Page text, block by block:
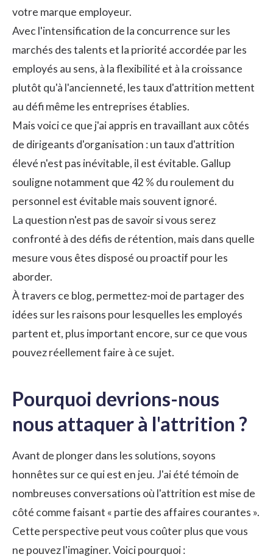
votre marque employeur.
Avec l'intensification de la concurrence sur les
marchés des talents et la priorité accordée par les
employés au sens, à la flexibilité et à la croissance
plutôt qu'à l'ancienneté, les taux d'attrition mettent
au défi même les entreprises établies.
Mais voici ce que j'ai appris en travaillant aux côtés
de dirigeants d'organisation : un taux d'attrition
élevé n'est pas inévitable, il est évitable. Gallup
souligne notamment que 42 % du roulement du
personnel est évitable mais souvent ignoré.
La question n'est pas de savoir si vous serez
confronté à des défis de rétention, mais dans quelle
mesure vous êtes disposé ou proactif pour les
aborder.
À travers ce blog, permettez-moi de partager des
idées sur les raisons pour lesquelles les employés
partent et, plus important encore, sur ce que vous
pouvez réellement faire à ce sujet.
Pourquoi devrions-nous
nous attaquer à l'attrition ?
Avant de plonger dans les solutions, soyons
honnêtes sur ce qui est en jeu. J'ai été témoin de
nombreuses conversations où l'attrition est mise de
côté comme faisant « partie des affaires courantes ».
Cette perspective peut vous coûter plus que vous
ne pouvez l'imaginer. Voici pourquoi :